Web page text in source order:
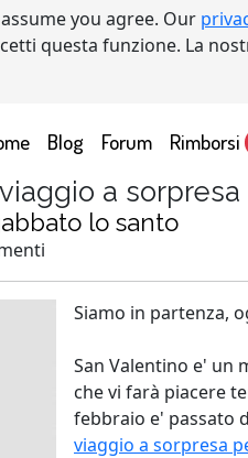
you agree. Our
questa funzione. La
(current)
Blog Forum Rimborsi
a sorpresa
lo santo
Siamo in partenza,
San Valentino e' un
che vi farà piacere
febbraio e' passato
viaggio a sorpresa